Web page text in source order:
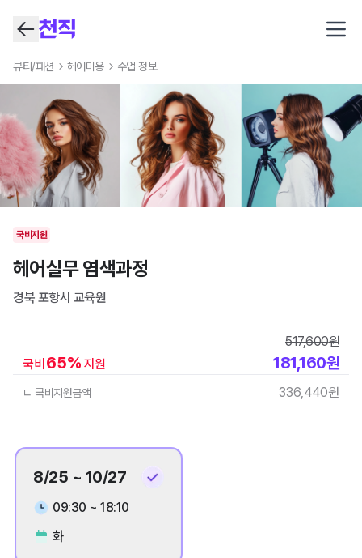
뷰티/패션 헤어미용 수업 정보
국비지원
헤어실무 염색과정
경북 포항시 교육원
국비 65% 지원
517,600원
181,160원
ㄴ 국비지원금액 336,440원
8/25 ~ 10/27
09:30 ~ 18:10
화